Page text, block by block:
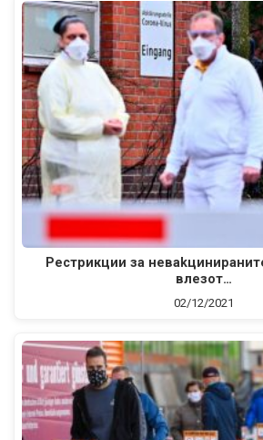
Pecтрикции за
влезот…
02/12/2021